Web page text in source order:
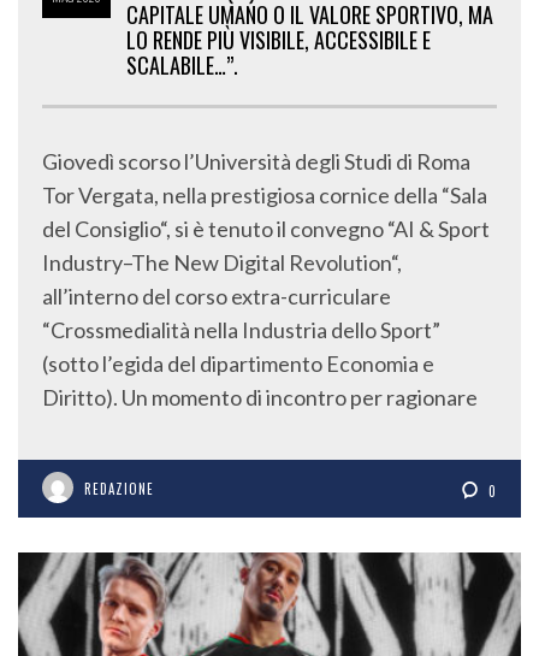
CAPITALE UMANO O IL VALORE SPORTIVO, MA
LO RENDE PIÙ VISIBILE, ACCESSIBILE E
SCALABILE…”.
Giovedì scorso l’Università degli Studi di Roma
Tor Vergata, nella prestigiosa cornice della “Sala
del Consiglio“, si è tenuto il convegno “AI & Sport
Industry–The New Digital Revolution“,
all’interno del corso extra-curriculare
“Crossmedialità nella Industria dello Sport”
(sotto l’egida del dipartimento Economia e
Diritto). Un momento di incontro per ragionare
REDAZIONE 0